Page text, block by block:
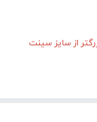
از سایز سینت